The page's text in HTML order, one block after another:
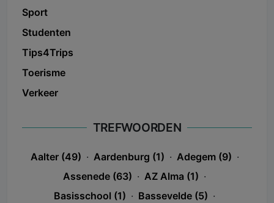
Sport
Studenten
Tips4Trips
Toerisme
Verkeer
TREFWOORDEN
Aalter (49) · Aardenburg (1) · Adegem (9) ·
Assenede (63) · AZ Alma (1) ·
Basisschool (1) · Bassevelde (5) ·